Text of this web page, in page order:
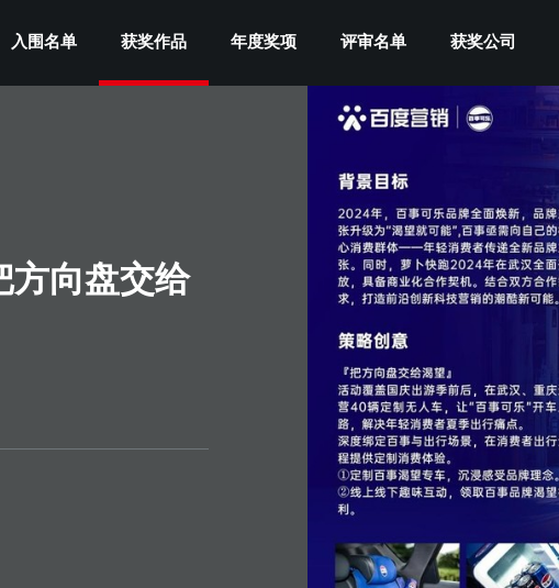
入围名单 获奖作品 年度奖项 评审名单 获奖公司
方向盘交给